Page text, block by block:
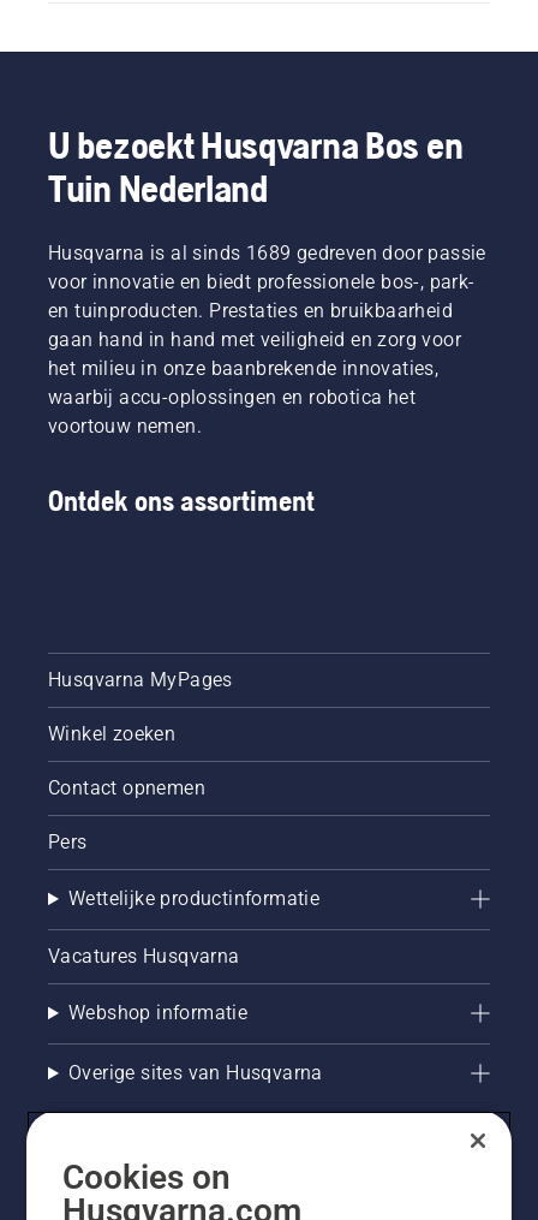
U bezoekt Husqvarna Bos en
Tuin Nederland
Husqvarna is al sinds 1689 gedreven door passie
voor innovatie en biedt professionele bos-, park-
en tuinproducten. Prestaties en bruikbaarheid
gaan hand in hand met veiligheid en zorg voor
het milieu in onze baanbrekende innovaties,
waarbij accu-oplossingen en robotica het
voortouw nemen.
Ontdek ons assortiment
Husqvarna MyPages
Winkel zoeken
Contact opnemen
Pers
Wettelijke productinformatie
Vacatures Husqvarna
Webshop informatie
Overige sites van Husqvarna
Cookies on
Husqvarna.com